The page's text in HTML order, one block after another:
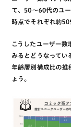
て、50～60代のユ
時点でそれぞれ約
こうしたユーザー数
みるとどうなってい
年齢層別構成比の推
ょう。